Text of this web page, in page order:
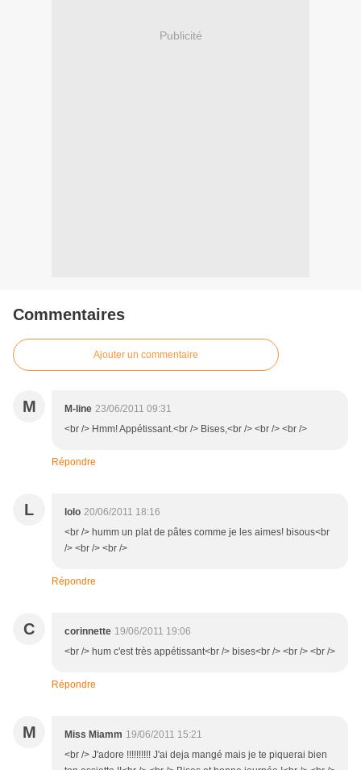
Publicité
Commentaires
Ajouter un commentaire
M M-line 23/06/2011 09:31
<br /> Hmm! Appétissant.<br /> Bises,<br /> <br /> <br />
Répondre
L lolo 20/06/2011 18:16
<br /> humm un plat de pâtes comme je les aimes! bisous<br
/> <br /> <br />
Répondre
C corinnette 19/06/2011 19:06
<br /> hum c'est très appétissant<br /> bises<br /> <br /> <br />
Répondre
M Miss Miamm 19/06/2011 15:21
<br /> J'adore !!!!!!!!!! J'ai deja mangé mais je te piquerai bien